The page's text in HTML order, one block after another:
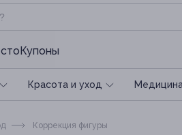
Красота и уход
Коррекция фигуры